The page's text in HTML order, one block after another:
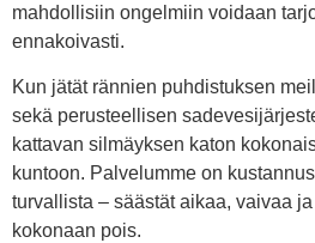
mahdollisiin ongelmiin voidaan
ennakoivasti.
Kun jätät rännien puhdistuksen
sekä perusteellisen
kattavan silmäyksen katon
kuntoon. Palvelumme on
turvallista – säästät aikaa, vaivaa
kokonaan pois.